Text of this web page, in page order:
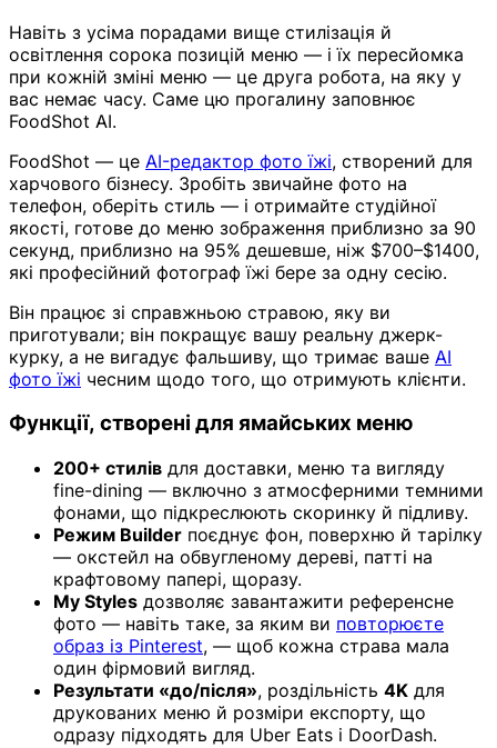
Навіть з усіма порадами вище стилізація й
освітлення сорока позицій меню — і їх пересйомка
при кожній зміні меню — це друга робота, на яку у
вас немає часу. Саме цю прогалину заповнює
FoodShot AI.
FoodShot — це AI-редактор фото їжі, створений для
харчового бізнесу. Зробіть звичайне фото на
телефон, оберіть стиль — і отримайте студійної
якості, готове до меню зображення приблизно за 90
секунд, приблизно на 95% дешевше, ніж $700–$1400,
які професійний фотограф їжі бере за одну сесію.
Він працює зі справжньою стравою, яку ви
приготували; він покращує вашу реальну джерк-
курку, а не вигадує фальшиву, що тримає ваше AI
фото їжі чесним щодо того, що отримують клієнти.
Функції, створені для ямайських меню
200+ стилів для доставки, меню та вигляду
fine-dining — включно з атмосферними темними
фонами, що підкреслюють скоринку й підливу.
Режим Builder поєднує фон, поверхню й тарілку
— окстейл на обвугленому дереві, патті на
крафтовому папері, щоразу.
My Styles дозволяє завантажити референсне
фото — навіть таке, за яким ви повторюєте
образ із Pinterest, — щоб кожна страва мала
один фірмовий вигляд.
Результати «до/після», роздільність 4K для
друкованих меню й розміри експорту, що
одразу підходять для Uber Eats і DoorDash.